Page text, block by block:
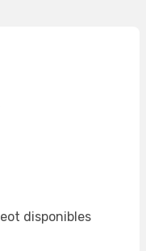
disponibles